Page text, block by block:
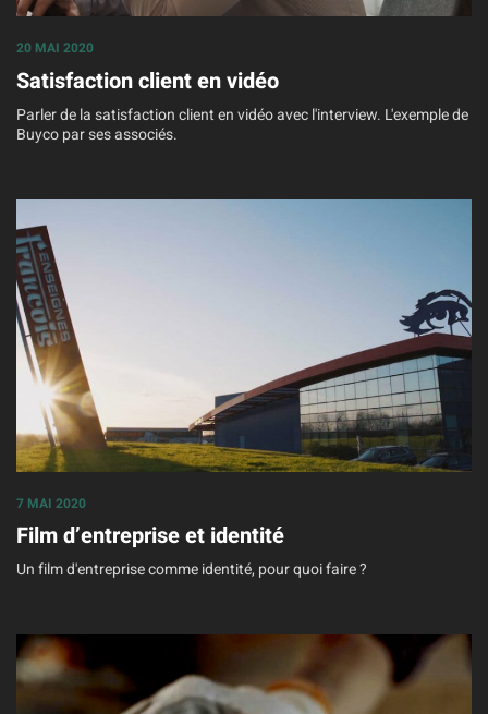
20 MAI 2020
Satisfaction client en vidéo
Parler de la satisfaction client en vidéo avec l'interview. L'exemple de
Buyco par ses associés.
7 MAI 2020
Film d’entreprise et identité
Un film d'entreprise comme identité, pour quoi faire ?